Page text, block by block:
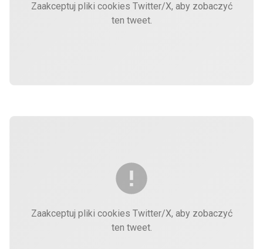
Zaakceptuj pliki cookies Twitter/X, aby zobaczyć
ten tweet.
Zaakceptuj pliki cookies Twitter/X, aby zobaczyć
ten tweet.